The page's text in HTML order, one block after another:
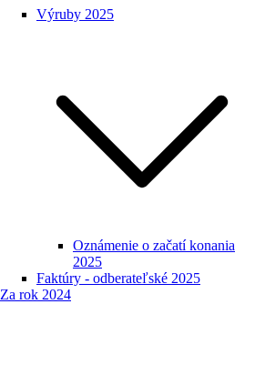
Výruby 2025
Oznámenie o začatí konania
2025
Faktúry - odberateľské 2025
Za rok 2024